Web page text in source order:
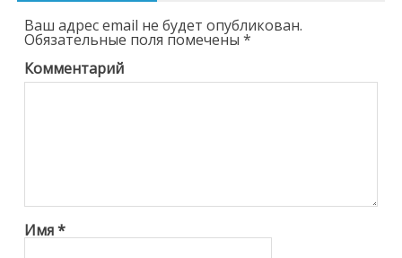
Ваш адрес email не будет опубликован.
Обязательные поля помечены*
Комментарий
Имя*